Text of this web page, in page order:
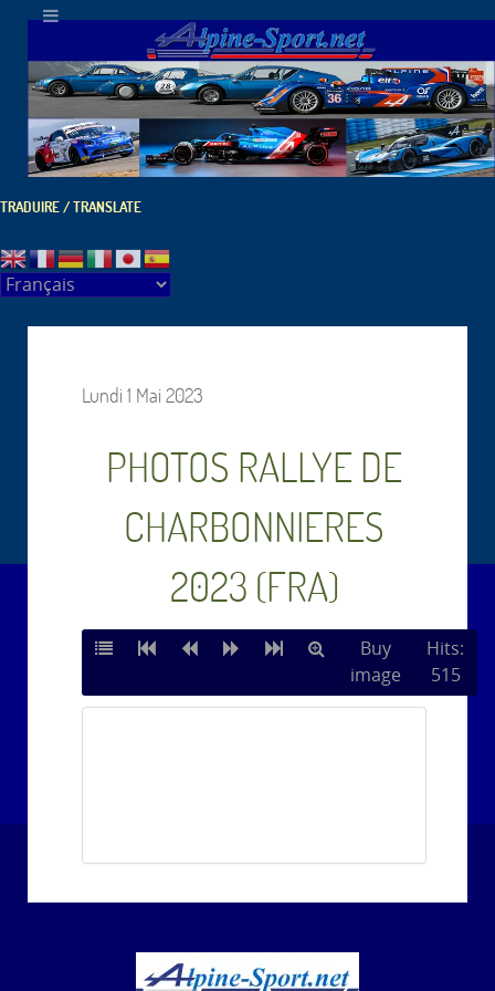
TRADUIRE / TRANSLATE
Lundi 1 Mai 2023
PHOTOS RALLYE DE
CHARBONNIERES
2023 (FRA)
Buy
image
Hits:
515